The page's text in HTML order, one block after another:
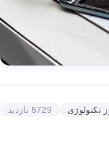
تکنولوژی 5729 بازدید